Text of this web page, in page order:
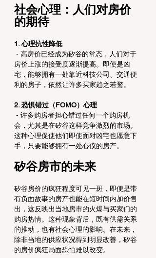
社会心理：人们对房价
的期待
1. 心理抗性降低
房价上涨的接受度逐渐提高。即便是凶
宅，能够拥有一处靠近科技公司、交通便
利的房子，依然让许多买家趋之若鹜。
2. 恐惧错过（FOMO）心理
会，尤其是在矽谷这样竞争激烈的市场。
这种心理促使他们即使面对凶宅也愿意下
手，只要能够拥有一处心仪的房产。
矽谷房市的未来
矽谷房价的疯狂程度可见一斑，即便是带
有负面故事的房产也能在短时间内加价售
出，这反映出当地房市的火爆与买家们的
购房热情。这种现象背后，既有供需关系
的推动，也有社会心理的影响。在未来，
除非当地的供应状况得到明显改善，矽谷
的房价疯狂局面恐怕难以改变。